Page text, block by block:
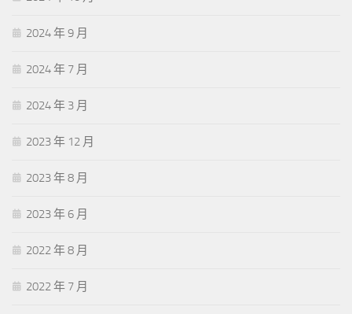
2024 年 9 月
2024 年 7 月
2024 年 3 月
2023 年 12 月
2023 年 8 月
2023 年 6 月
2022 年 8 月
2022 年 7 月